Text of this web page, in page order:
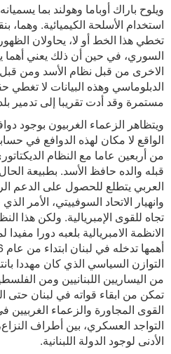
ويلوح باراك أوباما وهولند بما
استخدام الأسلحة الكيميائية. وهما،
تخطي هذا الخط أو لا، يحاولان
السوري، في حين أن ذلك يعني أهما
الاخرى من قبل نظام الأسد ومن
الدبلوماسي وهذه البيانات لا
مستمرة وقد أدت تقريبا إلى تدمير
ويتظاهر الزعماء الغربيون بوجود
الواقع لا مكان لهذه الدوافع في
من أربعين عاما مع النظام
قبله والده حافظ الأسد. بطبيعة
العربي يتطلع للحصول على الدعم
وانهيار الاتحاد السوفييتي، الأمر
تجاه للقوى الإمبريالية. ولكن هذا
الانظمة الامبريالية بلعبه دورا
التوازن السياسي الذي كان مهددا
من اليساريين اللبنانيين ومن
القوى المجاورة والزعماء الغربيين
التواجد العسكري، بين أطراف
الأدنى لوجود الدولة اللبنانية.